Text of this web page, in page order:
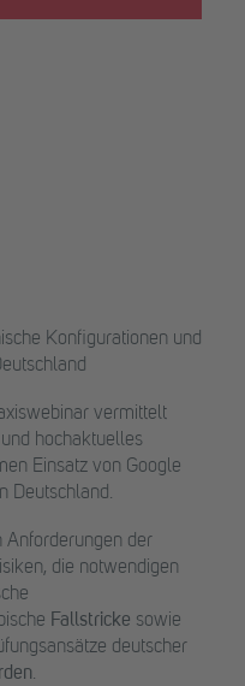
Konfigurationen und
vermittelt
hochaktuelles
Einsatz von Google
Deutschland.
Anforderungen der
die notwendigen
Fallstricke sowie
deutscher
.